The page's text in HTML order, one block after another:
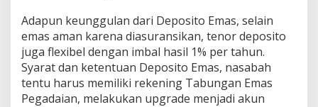
Adapun keunggulan dari Deposito Emas, selain
emas aman karena diasuransikan, tenor deposito
juga flexibel dengan imbal hasil 1% per tahun.
Syarat dan ketentuan Deposito Emas, nasabah
tentu harus memiliki rekening Tabungan Emas
Pegadaian, melakukan upgrade menjadi akun